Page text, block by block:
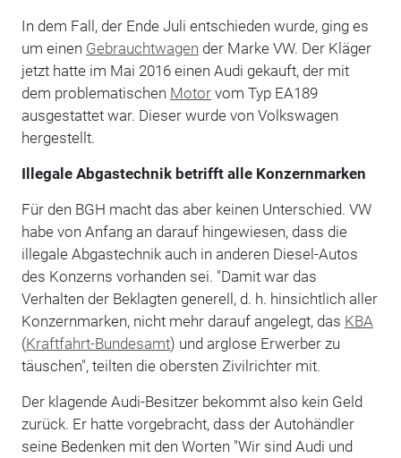
In dem Fall, der Ende Juli entschieden wurde, ging es
um einen Gebrauchtwagen der Marke VW. Der Kläger
jetzt hatte im Mai 2016 einen Audi gekauft, der mit
dem problematischen Motorvom Typ EA189
ausgestattet war. Dieser wurde von Volkswagen
hergestellt.
Illegale Abgastechnik betrifft alle Konzernmarken
Für den BGH macht das aber keinen Unterschied. VW
habe von Anfang an darauf hingewiesen, dass die
illegale Abgastechnik auch in anderen Diesel-Autos
des Konzerns vorhanden sei. "Damit war das
Verhalten der Beklagten generell, d. h. hinsichtlich aller
Konzernmarken, nicht mehr darauf angelegt, das KBA
(Kraftfahrt-Bundesamt) und arglose Erwerber zu
täuschen", teilten die obersten Zivilrichter mit.
Der klagende Audi-Besitzer bekommt also kein Geld
zurück. Er hatte vorgebracht, dass der Autohändler
seine Bedenken mit den Worten "Wir sind Audi und